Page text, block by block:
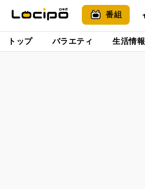
番組
トップ バラエティ 生活情報